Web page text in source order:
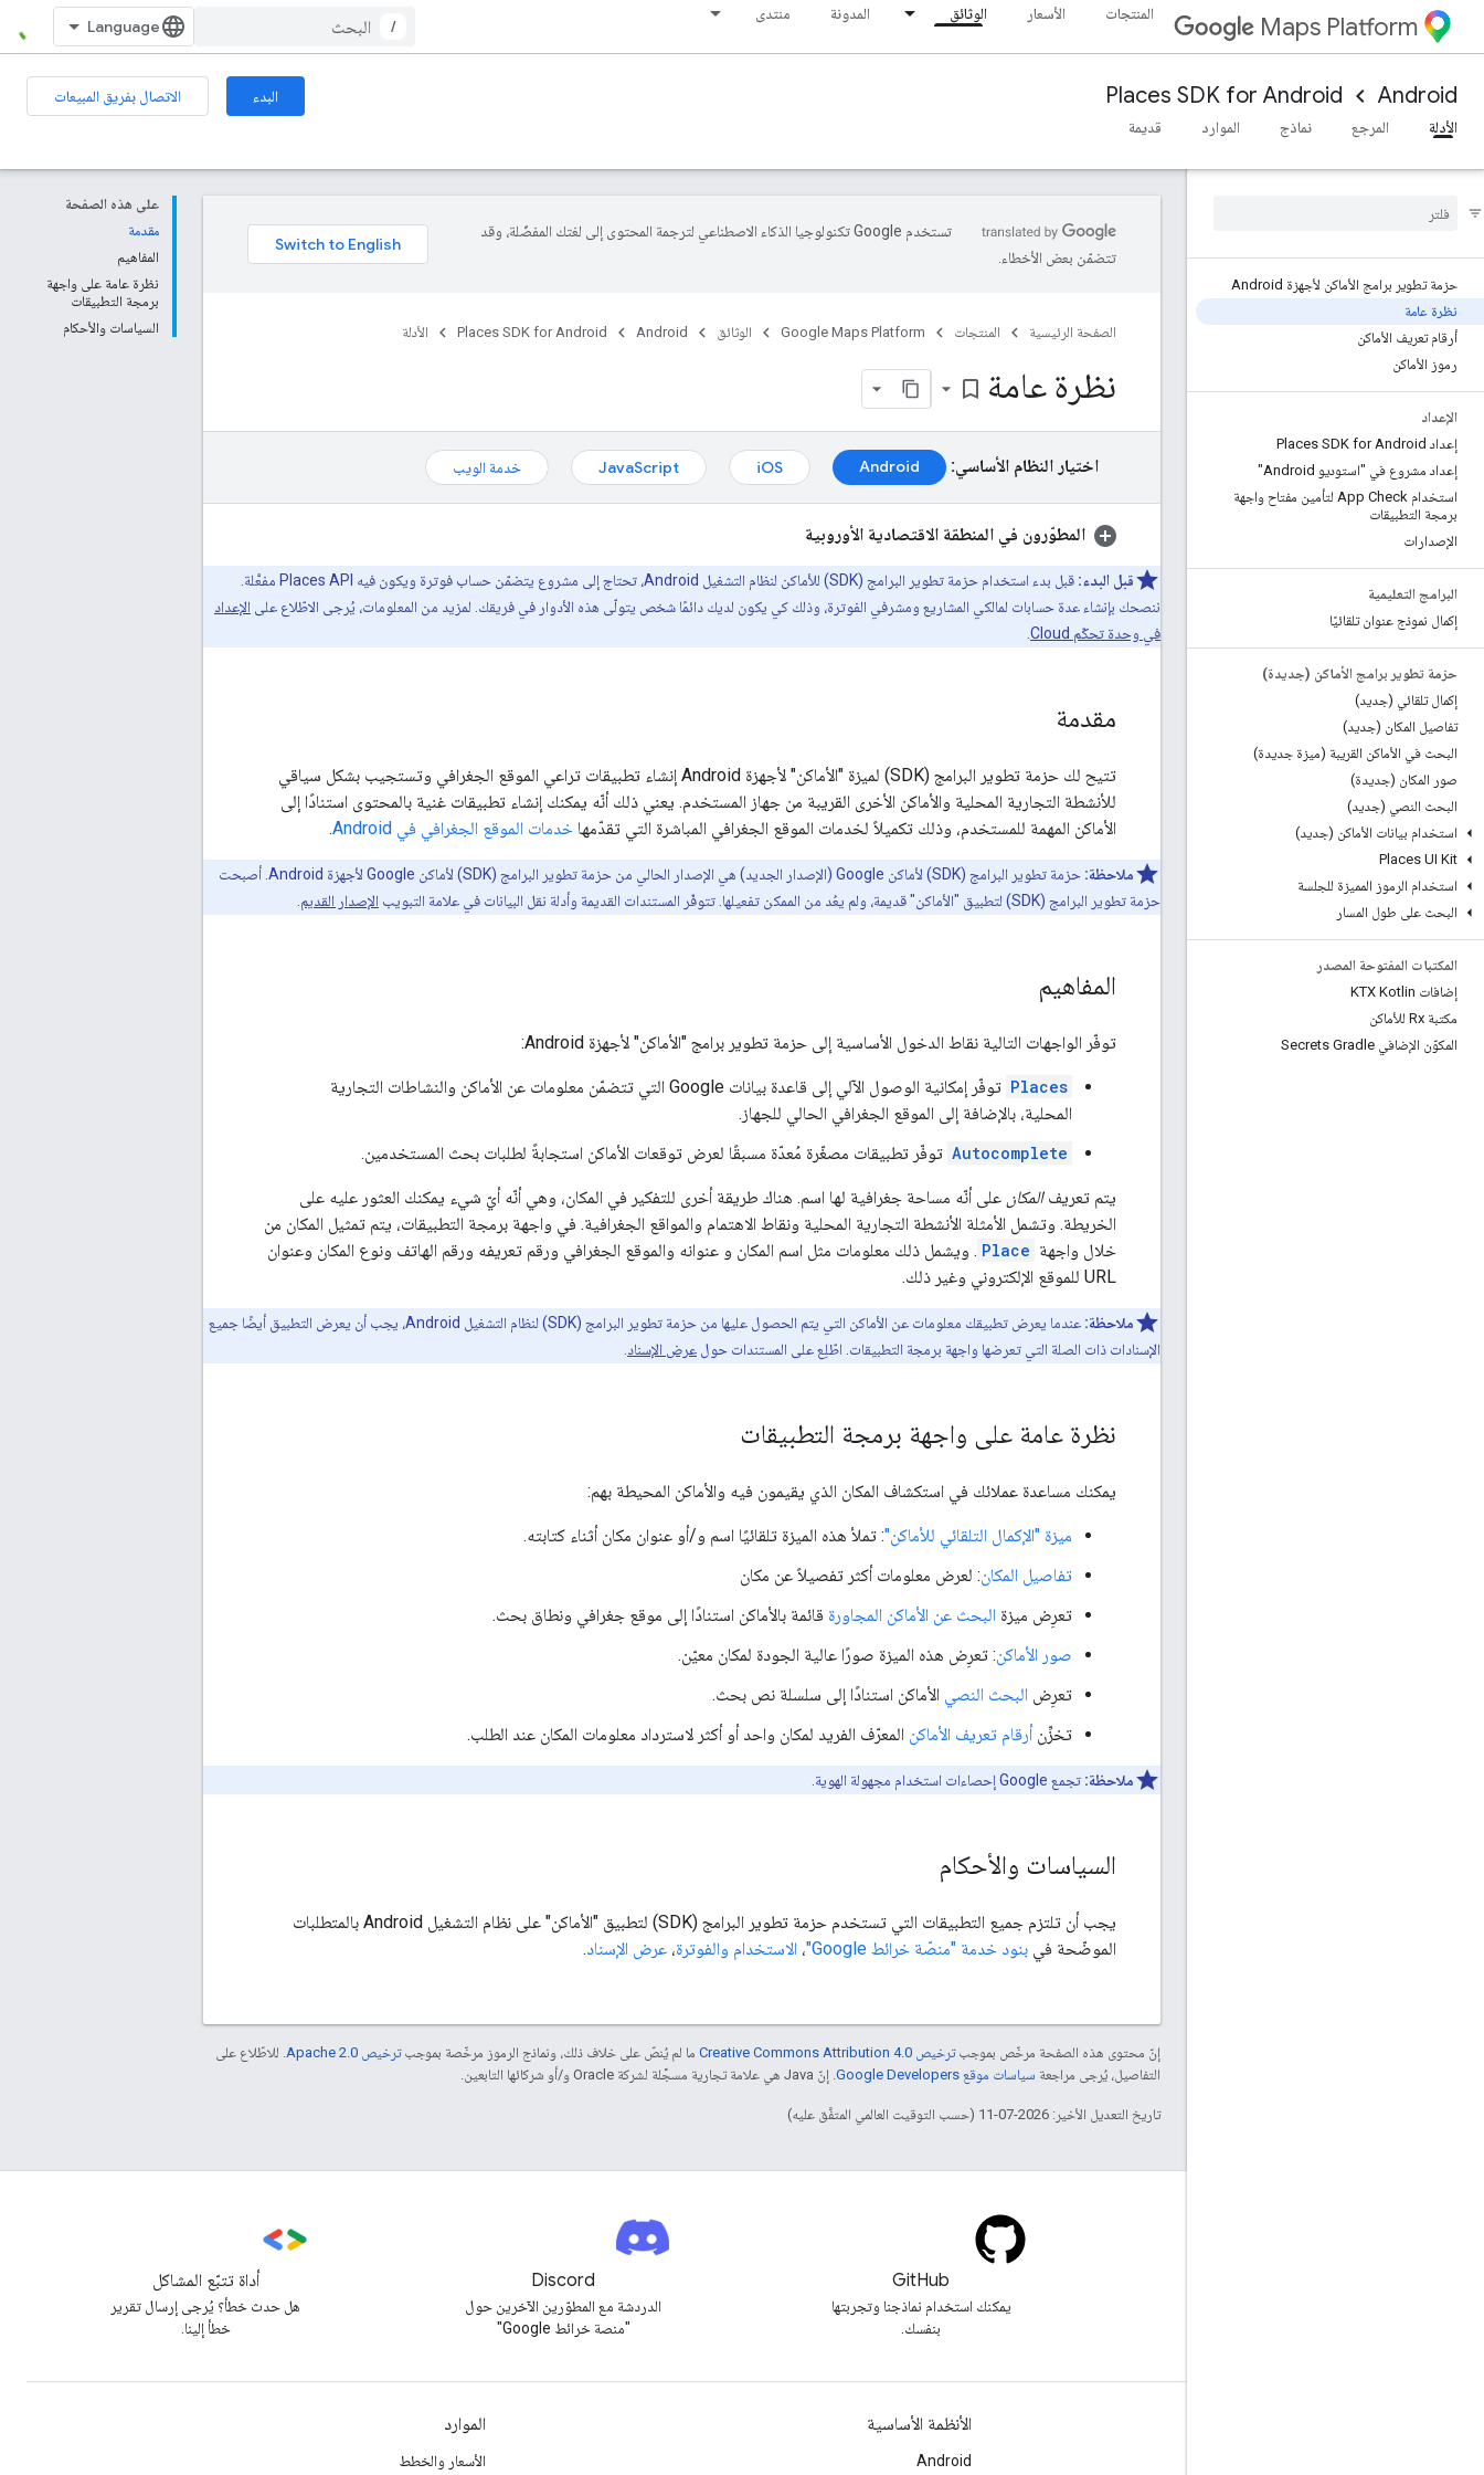
Maps Platform المنتجات الأسعار الوثائق المدونة منتدى
/
Android
Places SDK for Android البدء
الاتصال بفريق المبيعات
الأدلة
المرجع نماذج الموارد قديمة
حزمة تطوير برامج الأماكن لأجهزة Android
نظرة عامة
أرقام تعريف الأماكن
رموز الأماكن
الإعداد
إعداد Places SDK for Android
إعداد مشروع في "استوديو Android"
استخدام App Check لتأمين مفتاح واجهة
برمجة التطبيقات
الإصدارات
البرامج التعليمية
إكمال نموذج عنوان تلقائيًا
حزمة تطوير برامج الأماكن (جديدة)
إكمال تلقائي (جديد)
تفاصيل المكان (جديد)
البحث في الأماكن القريبة (ميزة جديدة)
صور المكان (جديدة)
البحث النصي (جديد)
استخدام بيانات الأماكن (جديد)
Places UI Kit
استخدام الرموز المميزة للجلسة
البحث على طول المسار
المكتبات المفتوحة المصدر
إضافات KTX Kotlin
مكتبة Rx للأماكن
المكوّن الإضافي Secrets Gradle
على هذه الصفحة
مقدمة
المفاهيم
نظرة عامة على واجهة
برمجة التطبيقات
السياسات والأحكام
تستخدم Google تكنولوجيا الذكاء الاصطناعي لترجمة المحتوى إلى لغتك المفضّلة، وقد
تتضمّن بعض الأخطاء.
الصفحة الرئيسية المنتجات Google Maps Platform الوثائق Android
Places SDK for Android الأدلة
نظرة عامة bookmark_border
اختيار النظام الأساسي: Android
iOS
JavaScript خدمة الويب
المطوّرون في المنطقة الاقتصادية الأوروبية
قبل البدء:
قبل بدء استخدام حزمة تطوير البرامج (SDK) للأماكن لنظام التشغيل Android، تحتاج إلى مشروع يتضمّن حساب فوترة ويكون فيه Places API مفعَّلة.
ننصحك بإنشاء عدة حسابات لمالكي المشاريع ومشرفي الفوترة، وذلك كي يكون لديك دائمًا شخص يتولّى هذه الأدوار في فريقك. لمزيد من المعلومات، يُرجى الاطّلاع على الإعداد
في وحدة تحكّم Cloud
مقدمة
تتيح لك حزمة تطوير البرامج (SDK) لميزة "الأماكن" لأجهزة Android إنشاء تطبيقات تراعي الموقع الجغرافي وتستجيب بشكل سياقي
للأنشطة التجارية المحلية والأماكن الأخرى القريبة من جهاز المستخدم. يعني ذلك أنّه يمكنك إنشاء تطبيقات غنية بالمحتوى استنادًا إلى
الأماكن المهمة للمستخدم، وذلك تكميلاً لخدمات الموقع الجغرافي المباشرة التي تقدّمها خدمات الموقع الجغرافي في Android .
ملاحظة:
حزمة تطوير البرامج (SDK) لأماكن Google (الإصدار الجديد) هي الإصدار الحالي من حزمة تطوير البرامج (SDK) لأماكن Google لأجهزة Android. أصبحت
حزمة تطوير البرامج (SDK) لتطبيق "الأماكن" قديمة، ولم يعُد من الممكن تفعيلها. تتوفّر المستندات القديمة وأدلة نقل البيانات في علامة التبويب
الإصدار القديم
المفاهيم
توفّر الواجهات التالية نقاط الدخول الأساسية إلى حزمة تطوير برامج "الأماكن" لأجهزة Android:
Places
توفّر إمكانية الوصول الآلي إلى قاعدة بيانات Google التي تتضمّن معلومات عن الأماكن والنشاطات التجارية
المحلية، بالإضافة إلى الموقع الجغرافي الحالي للجهاز.
Autocomplete توفّر تطبيقات مصغّرة مُعدّة مسبقًا لعرض توقعات الأماكن استجابةً لطلبات بحث المستخدمين.
يتم تعريفالمكان على أنّه مساحة جغرافية لها اسم. هناك طريقة أخرى للتفكير في المكان، وهي أنّه أيّ شيء يمكنك العثور عليه على
الخريطة. وتشمل الأمثلة الأنشطة التجارية المحلية ونقاط الاهتمام والمواقع الجغرافية. في واجهة برمجة التطبيقات، يتم تمثيل المكان من
خلال واجهة Place . ويشمل ذلك معلومات مثل اسم المكان و عنوانه والموقع الجغرافي ورقم تعريفه ورقم الهاتف ونوع المكان وعنوان
URL للموقع الإلكتروني وغير ذلك.
ملاحظة:
عندما يعرض تطبيقك معلومات عن الأماكن التي يتم الحصول عليها من حزمة تطوير البرامج (SDK) لنظام التشغيل Android، يجب أن يعرض التطبيق أيضًا جميع
الإسنادات ذات الصلة التي تعرضها واجهة برمجة التطبيقات. اطّلِع على المستندات حول عرض الإسناد
نظرة عامة على واجهة برمجة التطبيقات
يمكنك مساعدة عملائك في استكشاف المكان الذي يقيمون فيه والأماكن المحيطة بهم:
ميزة "الإكمال التلقائي للأماكن": تملأ هذه الميزة تلقائيًا اسم و/أو عنوان مكان أثناء كتابته.
تفاصيل المكان: لعرض معلومات أكثر تفصيلاً عن مكان
تعرِض ميزة البحث عن الأماكن المجاورة قائمة بالأماكن استنادًا إلى موقع جغرافي ونطاق بحث.
صور الأماكن: تعرِض هذه الميزة صورًا عالية الجودة لمكان معيّن.
تعرِض البحث النصي الأماكن استنادًا إلى سلسلة نص بحث.
تخزِّنأرقام تعريف الأماكن المعرّف الفريد لمكان واحد أو أكثر لاسترداد معلومات المكان عند الطلب.
ملاحظة: تجمع Google إحصاءات استخدام مجهولة الهوية.
السياسات والأحكام
يجب أن تلتزم جميع التطبيقات التي تستخدم حزمة تطوير البرامج (SDK) لتطبيق "الأماكن" على نظام التشغيل Android بالمتطلبات
الموضّحة في بنود خدمة "منصّة خرائط Google" ، الاستخدام والفوترة، عرض الإسناد.
إنّ محتوى هذه الصفحة مرخّص بموجبترخيص Creative Commons Attribution 4.0‏ ما لم يُنصّ على خلاف ذلك، ونماذج الرموز مرخّصة بموجبترخيص Apache 2.0‏
. للاطّلاع على
التفاصيل، يُرجى مراجعة سياسات موقع Google Developers‏ . إنّ Java هي علامة تجارية مسجَّلة لشركة Oracle و/أو شركائها التابعين.
تاريخ التعديل الأخير: 2026-07-11 (حسب التوقيت العالمي المتفَّق عليه)
GitHub
يمكنك استخدام نماذجنا وتجربتها
بنفسك.
Discord
الدردشة مع المطوّرين الآخرين حول
"منصة خرائط Google"
أداة تتبّع المشاكل
هل حدث خطأ؟ يُرجى إرسال تقرير
خطأ إلينا.
الأنظمة الأساسية
Android
الموارد
الأسعار والخطط